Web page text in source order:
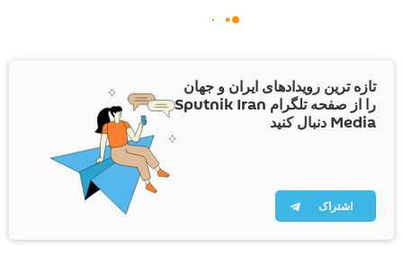
تازه ترین رویدادهای ایران و جهان
را از صفحه تلگرام Sputnik Iran
Media دنبال کنید
اشتراک